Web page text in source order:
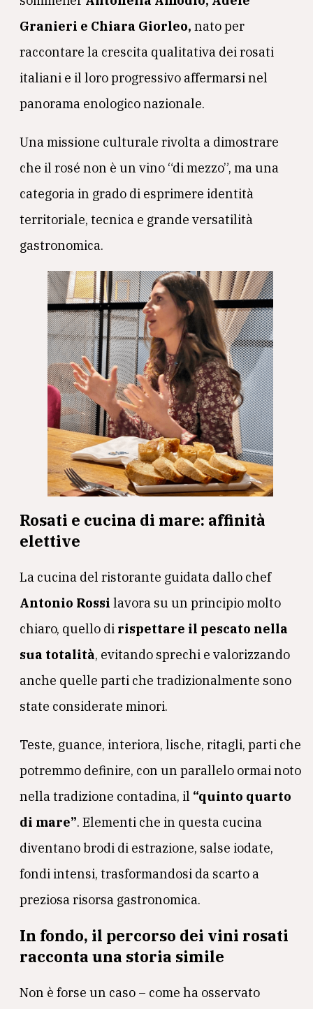
Granieri e Chiara Giorleo, nato per
raccontare la crescita qualitativa dei rosati
italiani e il loro progressivo affermarsi nel
panorama enologico nazionale.
Una missione culturale rivolta a dimostrare
che il rosé non è un vino “di mezzo”, ma una
categoria in grado di esprimere identità
territoriale, tecnica e grande versatilità
gastronomica.
Rosati e cucina di mare: affinità
elettive
La cucina del ristorante guidata dallo chef
Antonio Rossi lavora su un principio molto
chiaro, quello di rispettare il pescato nella
sua totalità, evitando sprechi e valorizzando
anche quelle parti che tradizionalmente sono
state considerate minori.
Teste, guance, interiora, lische, ritagli, parti che
potremmo definire, con un parallelo ormai noto
nella tradizione contadina, il “quinto quarto
di mare”. Elementi che in questa cucina
diventano brodi di estrazione, salse iodate,
fondi intensi, trasformandosi da scarto a
preziosa risorsa gastronomica.
In fondo, il percorso dei vini rosati
racconta una storia simile
Non è forse un caso – come ha osservato